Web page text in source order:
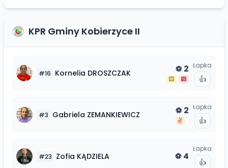
KPR Gminy Kobierzyce II
#16 Kornelia DROSZCZAK ⚽ 2
🟨 🟥
Łapka
👍
#3 Gabriela ZEMANKIEWICZ ⚽ 2
✌️
Łapka
👍
#23 Zofia KĄDZIELA ⚽ 4
Łapka
👍